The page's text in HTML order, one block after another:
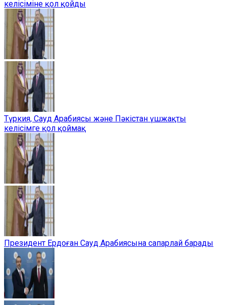
келісіміне қол қойды
Түркия, Сауд Арабиясы және Пәкістан үшжақты
келісімге қол қоймақ
Президент Ердоған Сауд Арабиясына сапарлай барады